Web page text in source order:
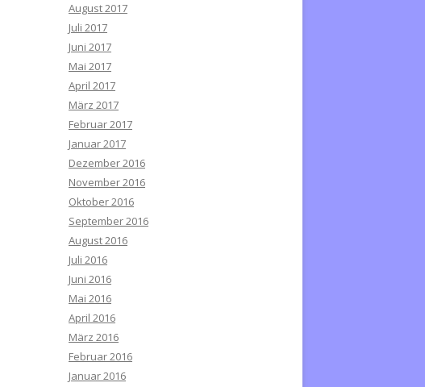
August 2017
Juli 2017
Juni 2017
Mai 2017
April 2017
März 2017
Februar 2017
Januar 2017
Dezember 2016
November 2016
Oktober 2016
September 2016
August 2016
Juli 2016
Juni 2016
Mai 2016
April 2016
März 2016
Februar 2016
Januar 2016